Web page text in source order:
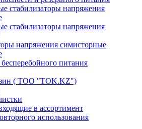
стабилизаторы напряжения
стабилизаторы напряжения
напряжения симисторные
питания
( ТОО "TOK.KZ")
в ассортимент
использования